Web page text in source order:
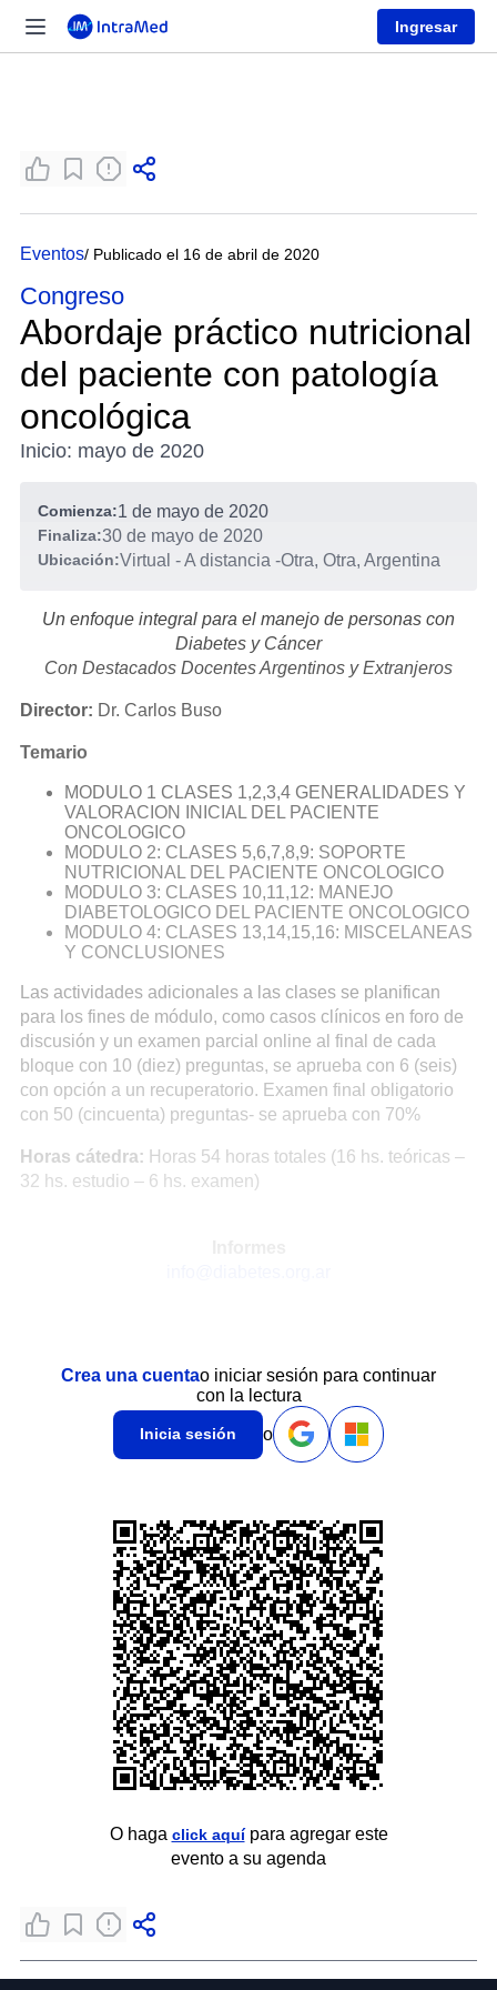
Ingresar
Eventos/ Publicado el 16 de abril de 2020
Congreso
Abordaje práctico nutricional
del paciente con patología
oncológica
Inicio: mayo de 2020
Comienza:1 de mayo de 2020
Finaliza:30 de mayo de 2020
Ubicación:Virtual - A distancia -Otra, Otra, Argentina
Un enfoque integral para el manejo de personas con
Diabetes y Cáncer
Con Destacados Docentes Argentinos y Extranjeros
Director: Dr. Carlos Buso
Temario
MODULO 1 CLASES 1,2,3,4 GENERALIDADES Y
VALORACION INICIAL DEL PACIENTE
ONCOLOGICO
MODULO 2: CLASES 5,6,7,8,9: SOPORTE
NUTRICIONAL DEL PACIENTE ONCOLOGICO
MODULO 3: CLASES 10,11,12: MANEJO
DIABETOLOGICO DEL PACIENTE ONCOLOGICO
MODULO 4: CLASES 13,14,15,16: MISCELANEAS
Y CONCLUSIONES
Las actividades adicionales a las clases se planifican
para los fines de módulo, como casos clínicos en foro de
discusión y un examen parcial online al final de cada
bloque con 10 (diez) preguntas, se aprueba con 6 (seis)
con opción a un recuperatorio. Examen final obligatorio
con 50 (cincuenta) preguntas- se aprueba con 70%
Horas cátedra: Horas 54 horas totales (16 hs. teóricas –
32 hs. estudio – 6 hs. examen)
Crea una cuentao iniciar sesión para continuar
con la lectura
Inicia sesión o
O haga click aquípara agregar este
evento a su agenda